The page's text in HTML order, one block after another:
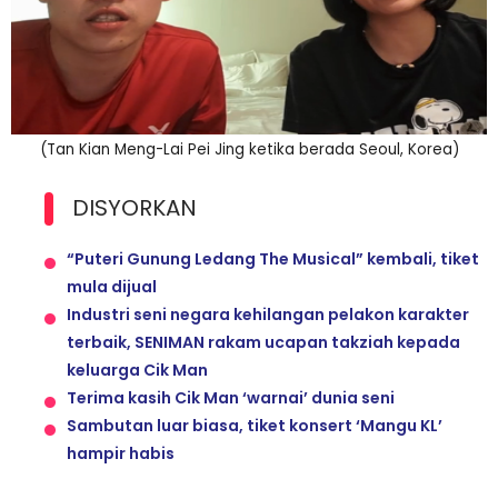
(Tan Kian Meng-Lai Pei Jing ketika berada Seoul, Korea)
DISYORKAN
“Puteri Gunung Ledang The Musical” kembali, tiket
mula dijual
Industri seni negara kehilangan pelakon karakter
terbaik, SENIMAN rakam ucapan takziah kepada
keluarga Cik Man
Terima kasih Cik Man ‘warnai’ dunia seni
Sambutan luar biasa, tiket konsert ‘Mangu KL’
hampir habis